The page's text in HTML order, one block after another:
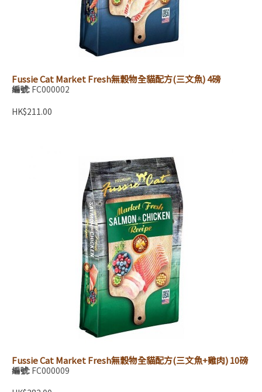
Fussie Cat Market Fresh無穀物全貓配方(三文魚) 4磅
編號: FC000002
HK$211.00
Fussie Cat Market Fresh無穀物全貓配方(三文魚+雞肉) 10磅
編號: FC000009